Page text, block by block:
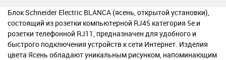
Блок Schneider Electric BLANCA (ясень, открытой установки),
состоящий из розетки компьютерной RJ45 категория 5е и
розетки телефонной RJ11, предназначен для удобного и
быстрого подключения устройств к сети Интернет. Изделия
цвета Ясень обладают уникальным рисунком, напоминающим